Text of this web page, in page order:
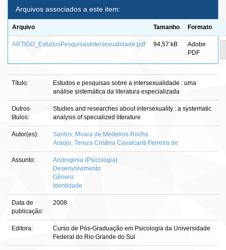
Arquivos associados a este item:
Arquivo Tamanho Formato
ARTIGO_EstudosPesquisasIntersexualidade.pdf 94,57 kB
Adobe
PDF
Título:
Estudos e pesquisas sobre a intersexualidade : uma
análise sistemática da literatura especializada
Outros
títulos:
Studies and researches about intersexuality : a systematic
analysis of specialized literature
Autor(es):
Santos, Moara de Medeiros Rocha
Araújo, Tereza Cristina Cavalcanti Ferreira de
Assunto:
Androginia (Psicologia)
Desenvolvimento
Gênero
Identidade
Data de
publicação:
2008
Editora:
Curso de Pós-Graduação em Psicologia da Universidade
Federal do Rio Grande do Sul